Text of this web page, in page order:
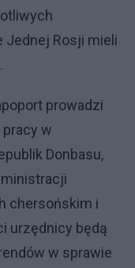
Jednej Rosji mieli
prowadzi
w
Donbasu,
chersońskim i
urzędnicy będą
w sprawie